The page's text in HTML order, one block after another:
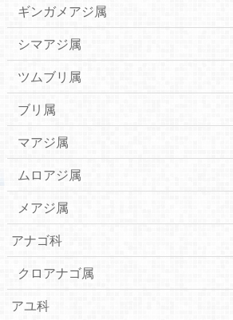
ギンガメアジ属
シマアジ属
ツムブリ属
ブリ属
マアジ属
ムロアジ属
メアジ属
アナゴ科
クロアナゴ属
アユ科